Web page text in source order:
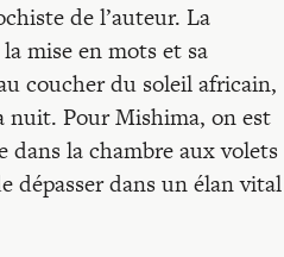
de l’auteur. La
mise en mots et sa
coucher du soleil africain,
nuit. Pour Mishima, on est
dans la chambre aux volets
dépasser dans un élan vital